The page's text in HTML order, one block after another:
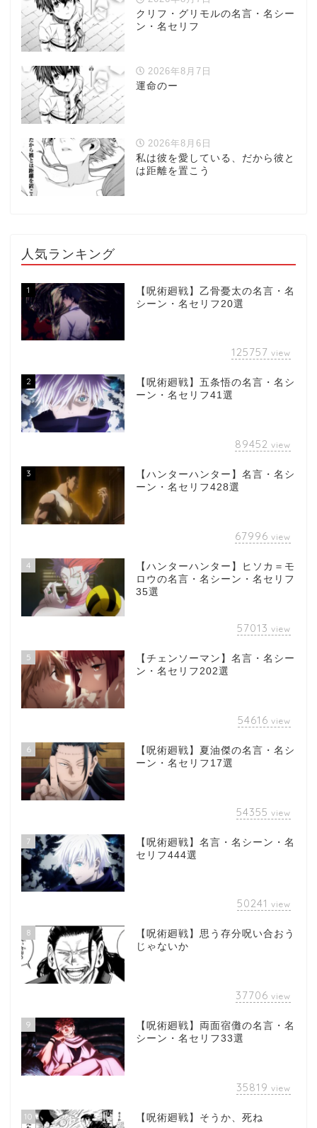
クリフ・グリモルの名言・名シー
ン・名セリフ
2026年8月7日
運命のー
2026年8月6日
私は彼を愛している、だから彼と
は距離を置こう
人気ランキング
1
【呪術廻戦】乙骨憂太の名言・名
シーン・名セリフ20選
125757 view
2
【呪術廻戦】五条悟の名言・名シ
ーン・名セリフ41選
89452 view
3
【ハンターハンター】名言・名シ
ーン・名セリフ428選
67996 view
4
【ハンターハンター】ヒソカ＝モ
ロウの名言・名シーン・名セリフ
35選
57013 view
5
【チェンソーマン】名言・名シー
ン・名セリフ202選
54616 view
6
【呪術廻戦】夏油傑の名言・名シ
ーン・名セリフ17選
54355 view
7
【呪術廻戦】名言・名シーン・名
セリフ444選
50241 view
8
【呪術廻戦】思う存分呪い合おう
じゃないか
37706 view
9
【呪術廻戦】両面宿儺の名言・名
シーン・名セリフ33選
35819 view
10 【呪術廻戦】そうか、死ね